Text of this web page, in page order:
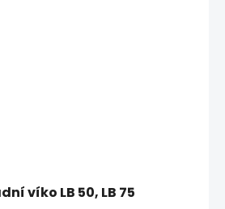
víko LB 50, LB 75